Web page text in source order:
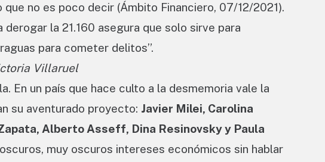
no es poco decir (Ámbito Financiero, 07/12/2021).
la 21.160 asegura que solo sirve para
para cometer delitos”.
Villaruel
En un país que hace culto a la desmemoria vale la
su aventurado proyecto: Javier Milei, Carolina
Alberto Asseff, Dina Resinovsky y Paula
muy oscuros intereses económicos sin hablar